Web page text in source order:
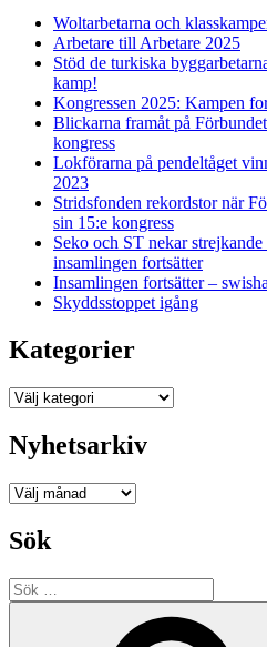
Woltarbetarna och
Arbetare till Arbetare 2025
Stöd de turkiska
kamp!
Kongressen 2025: Kampen
Blickarna framåt på
kongress
Lokförarna på pendeltåget
2023
Stridsfonden rekordstor när
sin 15:e kongress
Seko och ST nekar
insamlingen fortsätter
Insamlingen fortsätter –
Skyddsstoppet igång
Kategorier
Kategorier
Nyhetsarkiv
Nyhetsarkiv
Sök
Sök
efter: